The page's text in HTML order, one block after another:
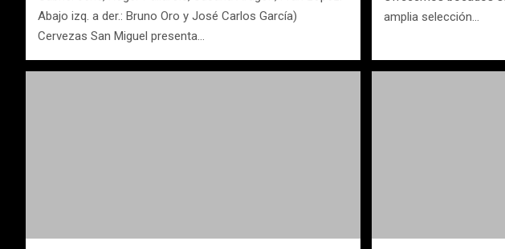
Abajo izq. a der.: Bruno Oro y José Carlos García)
Cervezas San Miguel presenta…
amplia selección…